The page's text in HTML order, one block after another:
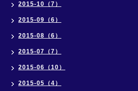
2015-10（7）
2015-09（6）
2015-08（6）
2015-07（7）
2015-06（10）
2015-05（4）